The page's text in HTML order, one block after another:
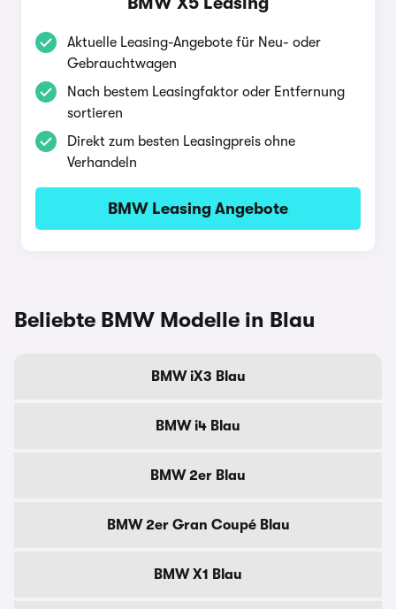
Aktuelle Leasing-Angebote für Neu- oder
Gebrauchtwagen
Nach bestem Leasingfaktor oder Entfernung
sortieren
Direkt zum besten Leasingpreis ohne
Verhandeln
BMW Leasing Angebote
Beliebte BMW Modelle in Blau
BMW iX3 Blau
BMW i4 Blau
BMW 2er Blau
BMW 2er Gran Coupé Blau
BMW X1 Blau